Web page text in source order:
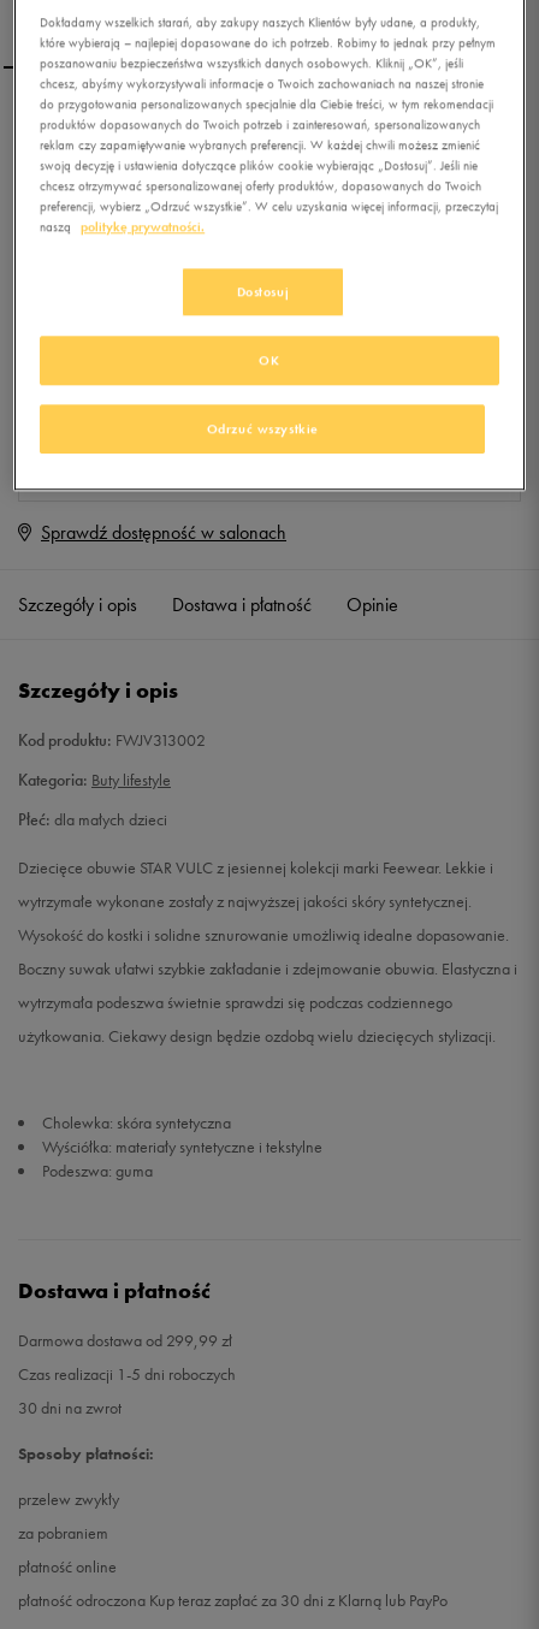
FEEWEAR STAR VULC
0.0( 0)
39,99 złz Vat
Produkt niedostępny
Jeśli artykuł będzie ponownie dostępny, otrzymasz od nas powiadomienie.
Rozmiary EU
28,5
32 20 cm
34 21,3 cm Powiadom o dostępności
22 cm Powiadom o dostępności
Sprawdź dostępność w salonach
Szczegóły i opis Dostawa i płatność Opinie
Szczegóły i opis
Kod produktu: FWJV313002
Kategoria: Buty lifestyle
Płeć: dla małych dzieci
Dziecięce obuwie STAR VULC z jesiennej kolekcji marki Feewear. Lekkie i
wytrzymałe wykonane zostały z najwyższej jakości skóry syntetycznej.
Wysokość do kostki i solidne sznurowanie umożliwią idealne dopasowanie.
Boczny suwak ułatwi szybkie zakładanie i zdejmowanie obuwia. Elastyczna i
wytrzymała podeszwa świetnie sprawdzi się podczas codziennego
użytkowania. Ciekawy design będzie ozdobą wielu dziecięcych stylizacji.
Cholewka: skóra syntetyczna
Wyściółka: materiały syntetyczne i tekstylne
Podeszwa: guma
Dostawa i płatność
Darmowa dostawa od 299,99 zł
Czas realizacji 1-5 dni roboczych
30 dni na zwrot
Sposoby płatności:
przelew zwykły
za pobraniem
płatność online
płatność odroczona Kup teraz zapłać za 30 dni z Klarną lub PayPo
Dokładamy wszelkich starań, aby zakupy naszych Klientów były udane, a produkty,
które wybierają – najlepiej dopasowane do ich potrzeb. Robimy to jednak przy pełnym
poszanowaniu bezpieczeństwa wszystkich danych osobowych. Kliknij „OK”, jeśli
chcesz, abyśmy wykorzystywali informacje o Twoich zachowaniach na naszej stronie
do przygotowania personalizowanych specjalnie dla Ciebie treści, w tym rekomendacji
produktów dopasowanych do Twoich potrzeb i zainteresowań, spersonalizowanych
reklam czy zapamiętywanie wybranych preferencji. W każdej chwili możesz zmienić
swoją decyzję i ustawienia dotyczące plików cookie wybierając „Dostosuj”. Jeśli nie
chcesz otrzymywać spersonalizowanej oferty produktów, dopasowanych do Twoich
preferencji, wybierz „Odrzuć wszystkie”. W celu uzyskania więcej informacji, przeczytaj
naszą
politykę prywatności.
Dostosuj
Odrzuć wszystkie
OK